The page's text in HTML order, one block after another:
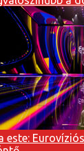
este: